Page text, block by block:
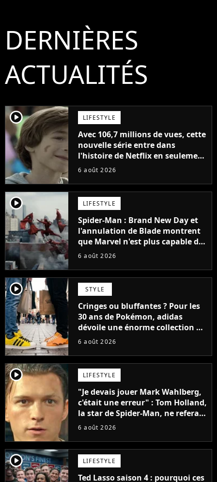
DERNIÈRES
ACTUALITÉS
player2 LIFESTYLE
Avec 106,7 millions de vues, cette
nouvelle série entre dans
l'histoire de Netflix en seulement
48 jours
6 août 2026
player2 LIFESTYLE
Spider-Man : Brand New Day et
l'annulation de Blade montrent
que Marvel n'est plus capable de
faire quoi que ce soit de simple
6 août 2026
player2 STYLE
Cringes ou bluffantes ? Pour les
30 ans de Pokémon, adidas
dévoile une énorme collection de
sneakers et je ne sais pas quoi en
6 août 2026
player2 LIFESTYLE
"Je devais jouer Mark Wahlberg,
c'était une erreur" : Tom Holland,
la star de Spider-Man, ne referait
pas ce blockbuster
6 août 2026
player2 LIFESTYLE
Ted Lasso saison 4 : pourquoi ces